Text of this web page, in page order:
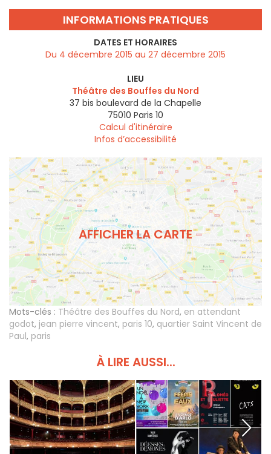
INFORMATIONS PRATIQUES
DATES ET HORAIRES
Du 4 décembre 2015 au 27 décembre 2015
LIEU
Théâtre des Bouffes du Nord
37 bis boulevard de la Chapelle
75010 Paris 10
Calcul d'itinéraire
Infos d’accessibilité
AFFICHER LA CARTE
Mots-clés : Théâtre des Bouffes du Nord, en attendant
godot, jean pierre vincent, paris 10, quartier Saint Vincent de
Paul, paris
À LIRE AUSSI...